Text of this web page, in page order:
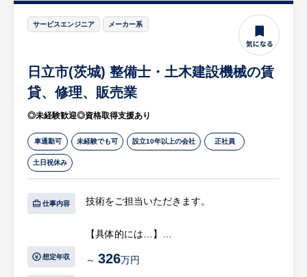
務を担当していただきます。
・小型機械の簡単な点検、整備、整備補助、
配送等も担当していただきます。入社後は先
輩社員と同行し、業務を覚えていただきま
す。
・今までの経験を活かし、即戦力として活躍
していただくことを期待しております。
・営業エリアは各事業所から1時間圏内で
成を目指していただきます。
営業1名(責任者50代)、サービス(整備)2名、
回送1名、事務担当2名の計6名体制です。
サービスエンジニア メーカー系
日立市(茨城) 整備士・土木建設機械の賃
貸、修理、販売業
◎未経験歓迎◎資格取得支援あり
車通勤可 未経験でも可 設立10年以上の会社 正社員
土日祝休み
仕事内容 技術をご担当いただきます。
【具体的には…】
土木、建設用小型機械（発電機ポンプ等）及
想定年収 ～ 326万円